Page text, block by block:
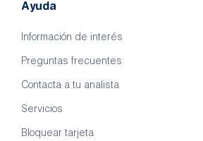
Ayuda
Información de interés
Preguntas frecuentes
Contacta a tu analista
Servicios
Bloquear tarjeta